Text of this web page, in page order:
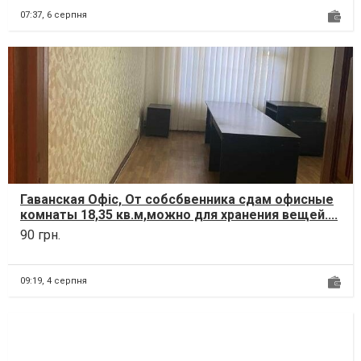
07:37, 6 серпня
Гаванская Офіс, От собсбвенника сдам офисные
комнаты 18,35 кв.м,можно для хранения вещей....
90 грн.
09:19, 4 серпня